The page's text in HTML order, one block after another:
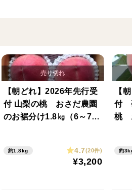
【朝どれ】2026年先行受
付 山梨の桃 おさだ農園
のお裾分け1.8㎏（6～7
約1.8kg 4.7(20件)
¥3,200
【
付
桃
り
約